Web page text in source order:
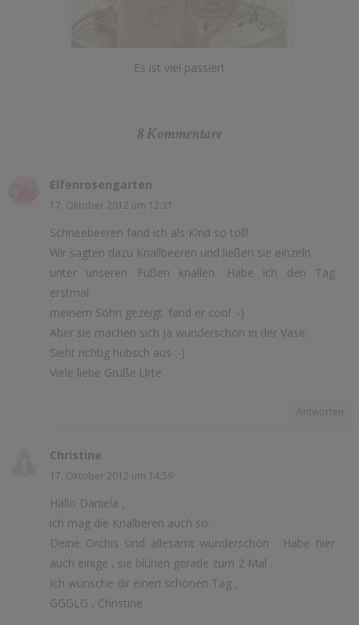
Es ist viel passiert
8 Kommentare
Elfenrosengarten
17. Oktober 2012 um 12:31
Schneebeeren fand ich als Kind so toll!
Wir sagten dazu Knallbeeren und ließen sie einzeln
unter unseren Füßen knallen. Habe ich den Tag
erstmal
meinem Sohn gezeigt. fand er cool :-)
Aber sie machen sich ja wunderschön in der Vase.
Sieht richtig hübsch aus :-)
Viele liebe Grüße Urte
Antworten
Christine
17. Oktober 2012 um 14:59
Hallo Daniela ,
ich mag die Knalberen auch so .
Deine Orchis sind allesamt wunderschön . Habe hier
auch einige , sie blühen gerade zum 2 Mal .
Ich wünsche dir einen schönen Tag ,
GGGLG , Christine